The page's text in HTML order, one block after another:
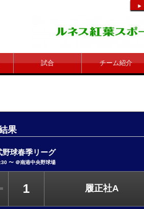
校
試合 チーム紹介
果
野球春季リーグ
〜 ＠南港中央野球場
1 履正社A